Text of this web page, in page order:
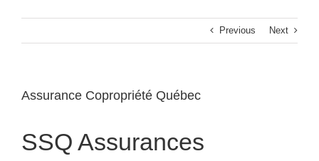
Previous Next
Assurance Copropriété Québec
SSQ Assurances